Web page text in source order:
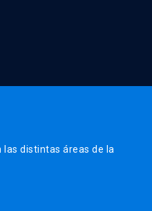
distintas áreas de la